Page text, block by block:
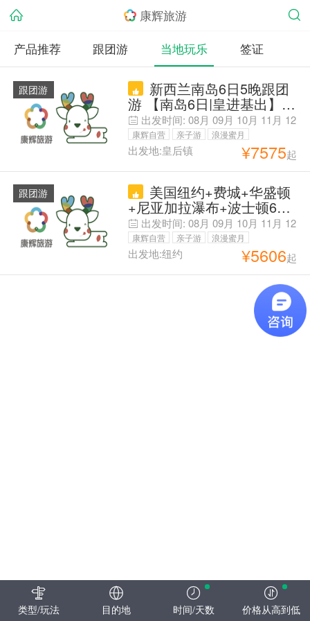
康辉旅游
产品推荐
跟团游 当地玩乐 签证
跟团游 新西兰南岛6日5晚跟团
游 【南岛6日|皇进基出】铁
发!2晚升钻&20年一手地接 |
蒂阿娜+但尼丁+奥马鲁+库
克山+特卡波 |打卡冰湖小镇
&毛利圆石&企鹅归巢&加赠
特色餐2晚1午(岩石烧烤/三
文鱼/特色黑金鲍)可选米尔
福德峡湾
出发时间: 08月 09月 10月 11月 12
月01月02月03月04月05月
康辉自营 亲子游
浪漫蜜月
父母安心游
出发地:皇后镇 ¥7575起
跟团游 美国纽约+费城+华盛顿
+尼亚加拉瀑布+波士顿6日
5晚跟团游 美东5城 纽约2
日 金融财富之旅+尼亚加拉
瀑布夜景+美国第1之旅「均
出发时间: 08月 09月 10月 11月 12
月01月02月03月04月05月
07月
康辉自营 亲子游
浪漫蜜月
父母安心游
出发地:纽约 ¥5606起
类型/玩法 目的地 时间/天数 价格从高到低